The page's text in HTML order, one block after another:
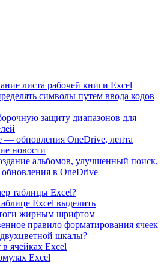
листа рабочей книги Excel
символы путем ввода кодов
защиту диапазонов для
— обновления OneDrive, лента
новости
альбомов, улучшенный поиск,
в OneDrive
таблицы Excel?
Excel выделить
жирным шрифтом
правило форматирования ячеек
шкалы?
ячейках Excel
Excel